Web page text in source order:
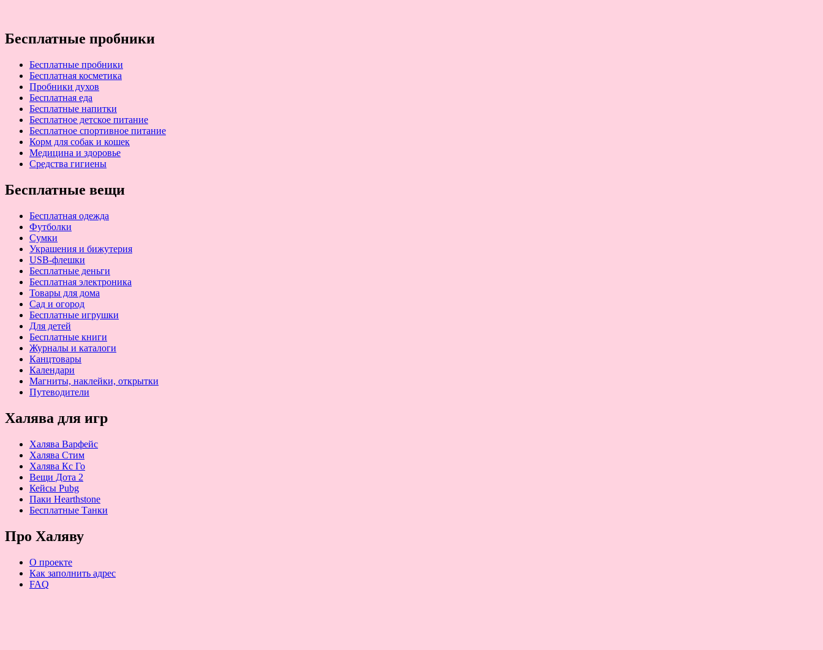
Бесплатные пробники
Бесплатные пробники
Бесплатная косметика
Пробники духов
Бесплатная еда
Бесплатные напитки
Бесплатное детское питание
Бесплатное спортивное питание
Корм для собак и кошек
Медицина и здоровье
Средства гигиены
Бесплатные вещи
Бесплатная одежда
Футболки
Сумки
Украшения и бижутерия
USB-флешки
Бесплатные деньги
Бесплатная электроника
Товары для дома
Сад и огород
Бесплатные игрушки
Для детей
Бесплатные книги
Журналы и каталоги
Канцтовары
Календари
Магниты, наклейки, открытки
Путеводители
Халява для игр
Халява Варфейс
Халява Стим
Халява Кс Го
Вещи Дота 2
Кейсы Pubg
Паки Hearthstone
Бесплатные Танки
Про Халяву
О проекте
Как заполнить адрес
FAQ